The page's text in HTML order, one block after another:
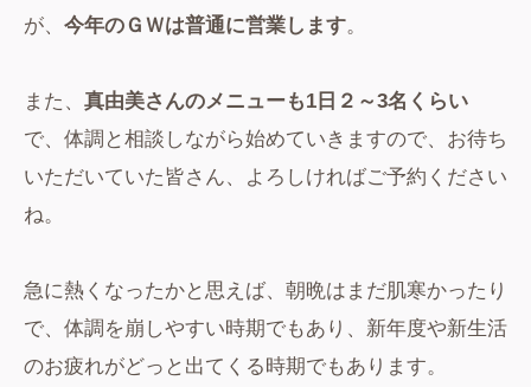
が、 今年のＧＷは普通に営業します。
また、 真由美さんのメニューも1日２～3名くらい
で、体調と相談しながら始めていきますので、お待ち
いただいていた皆さん、よろしければご予約ください
ね。
急に熱くなったかと思えば、朝晩はまだ肌寒かったり
で、体調を崩しやすい時期でもあり、新年度や新生活
のお疲れがどっと出てくる時期でもあります。